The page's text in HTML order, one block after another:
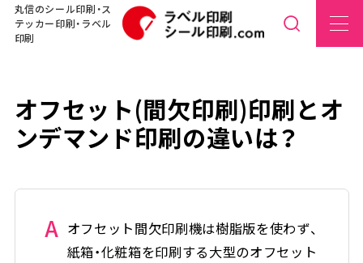
丸信のシール印刷・ス
テッカー印刷・ラベル
印刷
オフセット(間欠印刷)印刷とオ
ンデマンド印刷の違いは？
A オフセット間欠印刷機は樹脂版を使わず、
紙箱・化粧箱を印刷する大型のオフセット